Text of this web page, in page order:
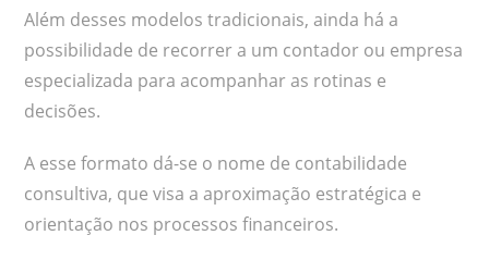
Além desses modelos tradicionais, ainda há a
possibilidade de recorrer a um contador ou empresa
especializada para acompanhar as rotinas e
decisões.
A esse formato dá-se o nome de contabilidade
consultiva, que visa a aproximação estratégica e
orientação nos processos financeiros.